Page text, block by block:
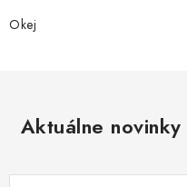
Okej
Aktuálne